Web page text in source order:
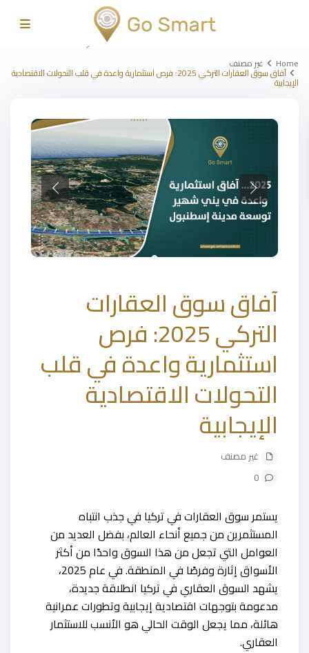
Home غير مصنف
آفاق سوق العقارات التركي 2025: فرص استثمارية واعدة في قلب التحولات الاقتصادية
الإيجابية
آفاق سوق العقارات
التركي 2025: فرص
استثمارية واعدة في قلب
التحولات الاقتصادية
الإيجابية
غير مصنف
0
يستمر سوق العقارات في تركيا في جذب انتباه
المستثمرين من جميع أنحاء العالم، بفضل العديد من
العوامل التي تجعل من هذا السوق واحدًا من أكثر
الأسواق إثارة وفرصًا في المنطقة. في عام 2025،
يشهد السوق العقاري في تركيا انطلاقة جديدة،
مدعومة بتوجهات اقتصادية إيجابية وتطورات عمرانية
هائلة، مما يجعل الوقت الحالي هو الأنسب للاستثمار
العقاري.